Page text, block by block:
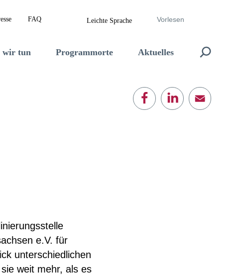
FAQ Leichte Sprache Vorlesen
wir tun Programmorte Aktuelles
e.V. für
unterschiedlichen
weit mehr, als es